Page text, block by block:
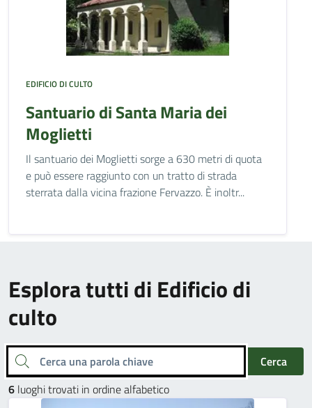
EDIFICIO DI CULTO
Santuario di Santa Maria dei
Moglietti
Il santuario dei Moglietti sorge a 630 metri di quota
e può essere raggiunto con un tratto di strada
sterrata dalla vicina frazione Fervazzo. È inoltr...
Esplora tutti di Edificio di
culto
Cerca una parola chiave
Cerca
6 luoghi trovati in ordine alfabetico